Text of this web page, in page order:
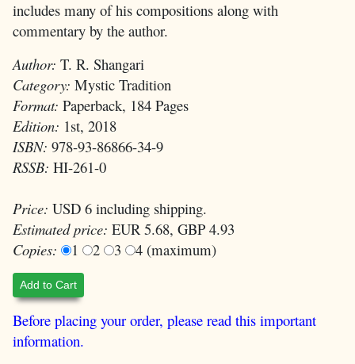
includes many of his compositions along with
commentary by the author.
Author: T. R. Shangari
Category: Mystic Tradition
Format: Paperback, 184 Pages
Edition: 1st, 2018
ISBN: 978-93-86866-34-9
RSSB: HI-261-0
Price: USD 6 including shipping.
Estimated price: EUR 5.68, GBP 4.93
Copies:
1 2 3 4 (maximum)
Add to Cart
Before placing your order, please read this important
information.